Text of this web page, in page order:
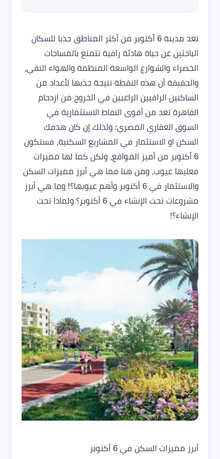
تعد مدينة 6 أكتوبر من أكثر المناطق جذبا للسكان
الباحثين عن حياة هادئة راقية تتمتع بالمساحات
الخضراء والشوارع الواسعة المنظمة والهواء النقي،
والحقيقة أن هذه النقطة نتيجة جذبها لأعداد من
الساكنين الراقيين الراغبين في الخروج من ازدحام
القاهرة تعد من أقوى النقاط الاستثمارية في
السوق العقاري المصري؛ ولذلك إن كان هدفك
السكن او الاستثمار في المشاريع السكنية، فستكون
6 أكتوبر من أميز المواقع، ولكن كما لها مميزات
فعليها عيوب، ومن هنا فما هي أبرز مميزات السكن
والاستثمار في 6 أكتوبر وأهم عيوبها؟! وما هي أبرز
مشروعات تحت الإنشاء في 6 أكتوبر؟ ولماذا تحت
الإنشاء؟!
أبرز مميزات السكن في 6 أكتوبر